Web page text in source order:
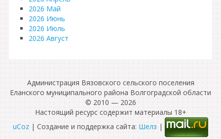
2026 Май
2026 Июнь
2026 Июль
2026 Август
Администрация Вязовского сельского поселения
Еланского муниципального района Волгоградской области
© 2010 — 2026
Настоящий ресурс содержит материалы 18+
uCoz | Создание и поддержка сайта: Шелз |